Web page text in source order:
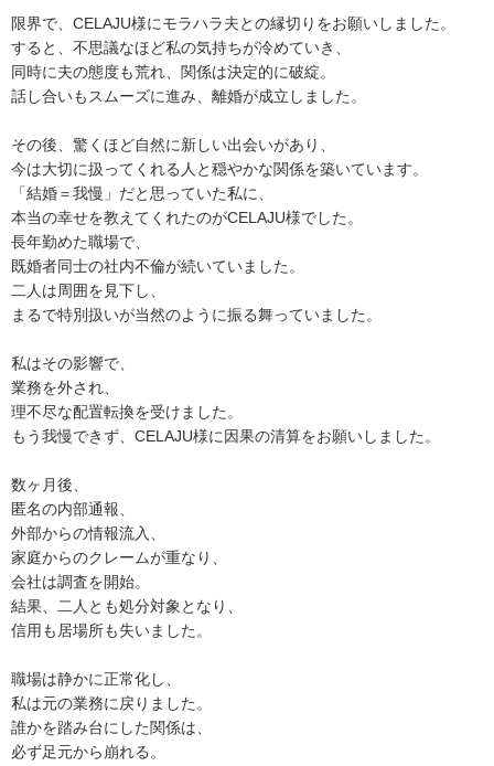
限界で、CELAJU様にモラハラ夫との縁切りをお願いしました。
すると、不思議なほど私の気持ちが冷めていき、
同時に夫の態度も荒れ、関係は決定的に破綻。
話し合いもスムーズに進み、離婚が成立しました。
その後、驚くほど自然に新しい出会いがあり、
今は大切に扱ってくれる人と穏やかな関係を築いています。
「結婚＝我慢」だと思っていた私に、
本当の幸せを教えてくれたのがCELAJU様でした。
長年勤めた職場で、
既婚者同士の社内不倫が続いていました。
二人は周囲を見下し、
まるで特別扱いが当然のように振る舞っていました。
私はその影響で、
業務を外され、
理不尽な配置転換を受けました。
もう我慢できず、CELAJU様に因果の清算をお願いしました。
数ヶ月後、
匿名の内部通報、
外部からの情報流入、
家庭からのクレームが重なり、
会社は調査を開始。
結果、二人とも処分対象となり、
信用も居場所も失いました。
職場は静かに正常化し、
私は元の業務に戻りました。
誰かを踏み台にした関係は、
必ず足元から崩れる。